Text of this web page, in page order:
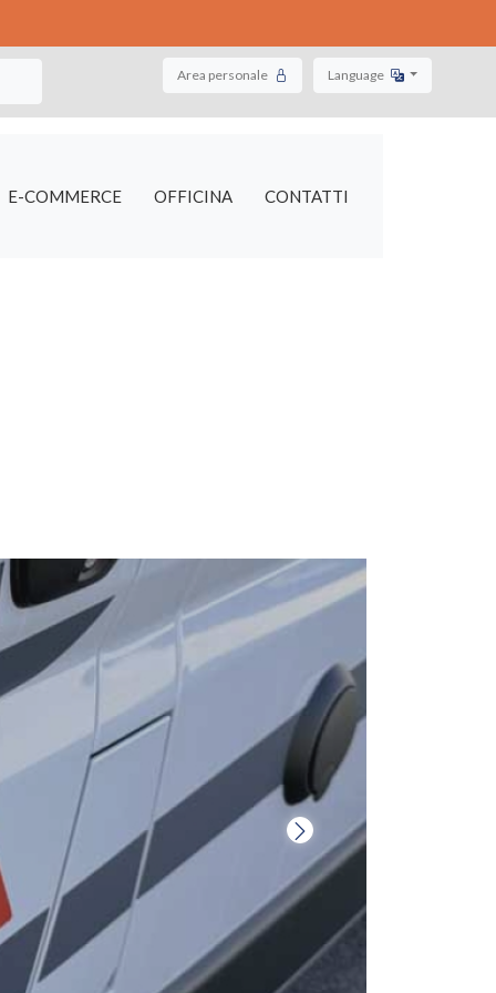
Area personale Language
E-COMMERCE OFFICINA CONTATTI